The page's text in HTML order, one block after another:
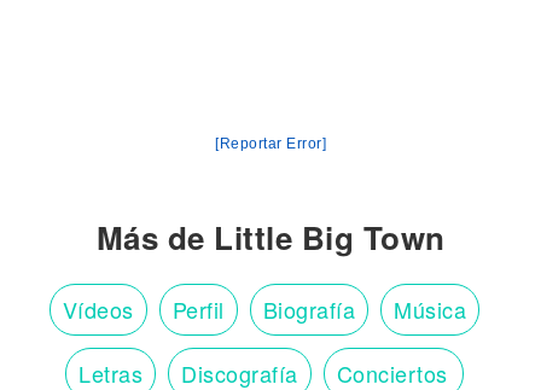
[Reportar Error]
Más de Little Big Town
Vídeos Perfil Biografía Música
Letras Discografía Conciertos